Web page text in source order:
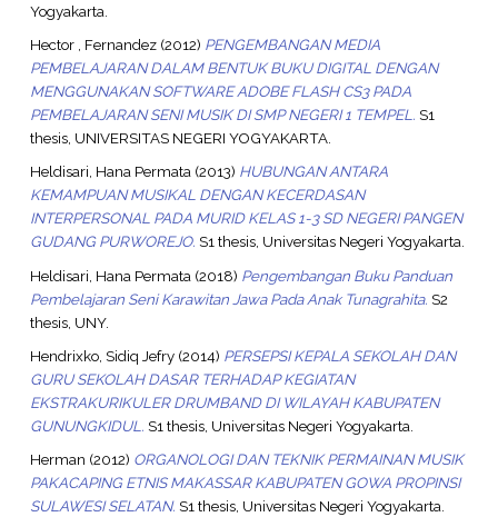
Yogyakarta.
Hector , Fernandez(2012) PENGEMBANGAN MEDIA
PEMBELAJARAN DALAM BENTUK BUKU DIGITAL DENGAN
MENGGUNAKAN SOFTWARE ADOBE FLASH CS3 PADA
PEMBELAJARAN SENI MUSIK DI SMP NEGERI 1 TEMPEL. S1
thesis, UNIVERSITAS NEGERI YOGYAKARTA.
Heldisari, Hana Permata(2013) HUBUNGAN ANTARA
KEMAMPUAN MUSIKAL DENGAN KECERDASAN
INTERPERSONAL PADA MURID KELAS 1-3 SD NEGERI PANGEN
GUDANG PURWOREJO. S1 thesis, Universitas Negeri Yogyakarta.
Heldisari, Hana Permata (2018) Pengembangan Buku Panduan
Pembelajaran Seni Karawitan Jawa Pada Anak Tunagrahita. S2
thesis, UNY.
Hendrixko, Sidiq Jefry(2014) PERSEPSI KEPALA SEKOLAH DAN
GURU SEKOLAH DASAR TERHADAP KEGIATAN
EKSTRAKURIKULER DRUMBAND DI WILAYAH KABUPATEN
GUNUNGKIDUL. S1 thesis, Universitas Negeri Yogyakarta.
Herman (2012) ORGANOLOGI DAN TEKNIK PERMAINAN MUSIK
PAKACAPING ETNIS MAKASSAR KABUPATEN GOWA PROPINSI
SULAWESI SELATAN. S1 thesis, Universitas Negeri Yogyakarta.